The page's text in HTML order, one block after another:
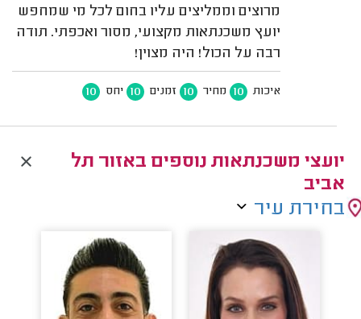
מרוצים וממליצים עליו בחום לכל מי שמחפש
יועץ משכנתאות מקצועי, מסור ואכפתי. תודה
רבה על הכול! היה מצוין!
איכות 10 מחיר 10 זמנים 10 יחס 10
יועצי משכנתאות נוספים באזור תל
אביב
בחירת עיר